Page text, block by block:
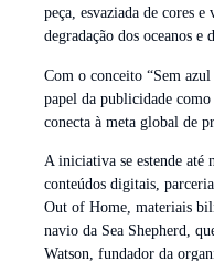
peça, esvaziada de cores
degradação dos oceanos
Com o conceito “Sem
papel da publicidade
conecta à meta global de
A iniciativa se estende até
conteúdos digitais,
Out of Home, materiais
navio da Sea Shepherd,
Watson, fundador da